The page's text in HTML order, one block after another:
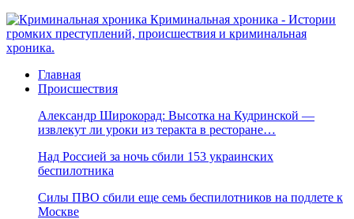
Криминальная хроника - Истории
громких преступлений, происшествия и криминальная
хроника.
Главная
Происшествия
Александр Широкорад: Высотка на Кудринской —
извлекут ли уроки из теракта в ресторане…
Над Россией за ночь сбили 153 украинских
беспилотника
Силы ПВО сбили еще семь беспилотников на подлете к
Москве